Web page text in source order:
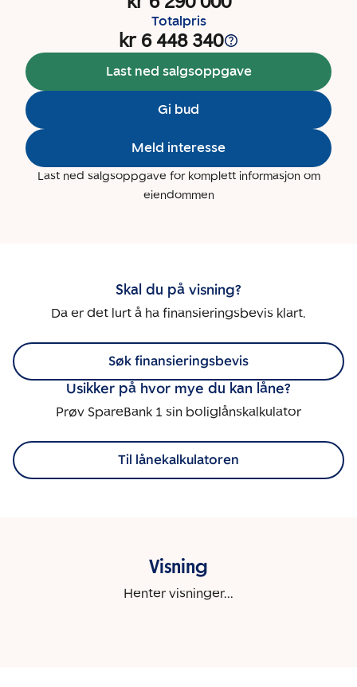
Totalpris
kr 6 448 340
Last ned salgsoppgave
Gi bud
Meld interesse
Last ned salgsoppgave for komplett informasjon om
eiendommen
Skal du på visning?
Da er det lurt å ha finansieringsbevis klart.
Søk finansieringsbevis
Usikker på hvor mye du kan låne?
Prøv SpareBank 1 sin boliglånskalkulator
Til lånekalkulatoren
Visning
Henter visninger...